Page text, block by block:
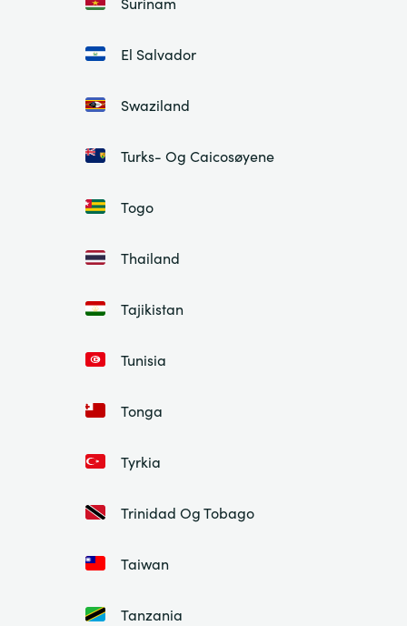
El Salvador
Swaziland
Turks- Og Caicosøyene
Togo
Thailand
Tajikistan
Tunisia
Tonga
Tyrkia
Trinidad Og Tobago
Taiwan
Tanzania